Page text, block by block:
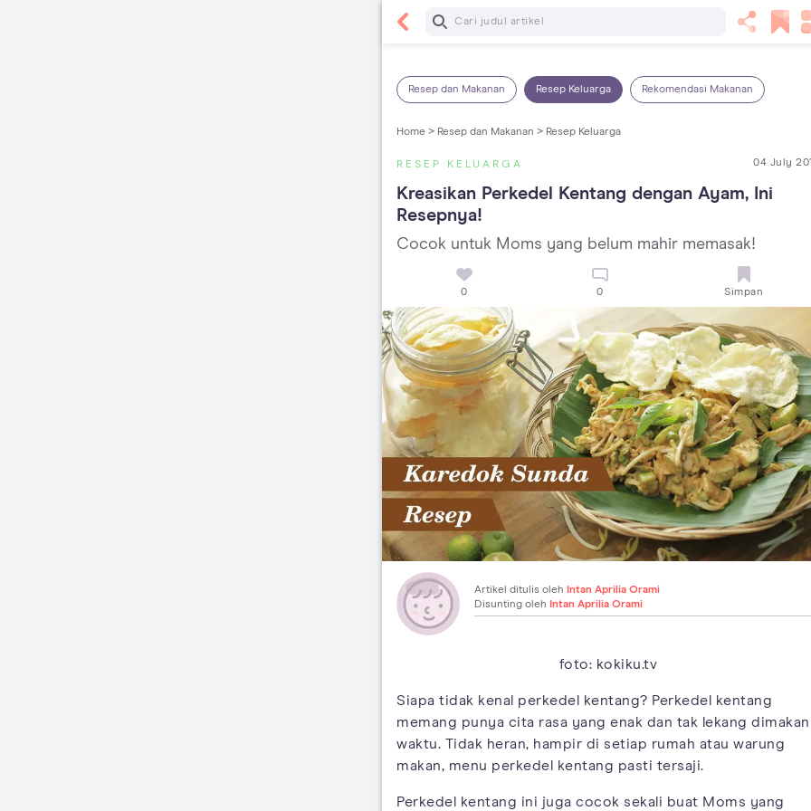
Baca Selanjutnya
Resep dan Makanan Resep Keluarga Rekomendasi Makanan
Home > Resep dan Makanan > Resep Keluarga
RESEP KELUARGA 04 July
Kreasikan Perkedel Kentang dengan Ayam, Ini
Resepnya!
Cocok untuk Moms yang belum mahir memasak!
0 0 Simpan
Artikel ditulis oleh Intan Aprilia Orami
Disunting oleh Intan Aprilia Orami
foto: kokiku.tv
Siapa tidak kenal perkedel kentang? Perkedel kentang
memang punya cita rasa yang enak dan tak lekang dimakan
waktu. Tidak heran, hampir di setiap rumah atau warung
makan, menu perkedel kentang pasti tersaji.
Perkedel kentang ini juga cocok sekali buat Moms yang